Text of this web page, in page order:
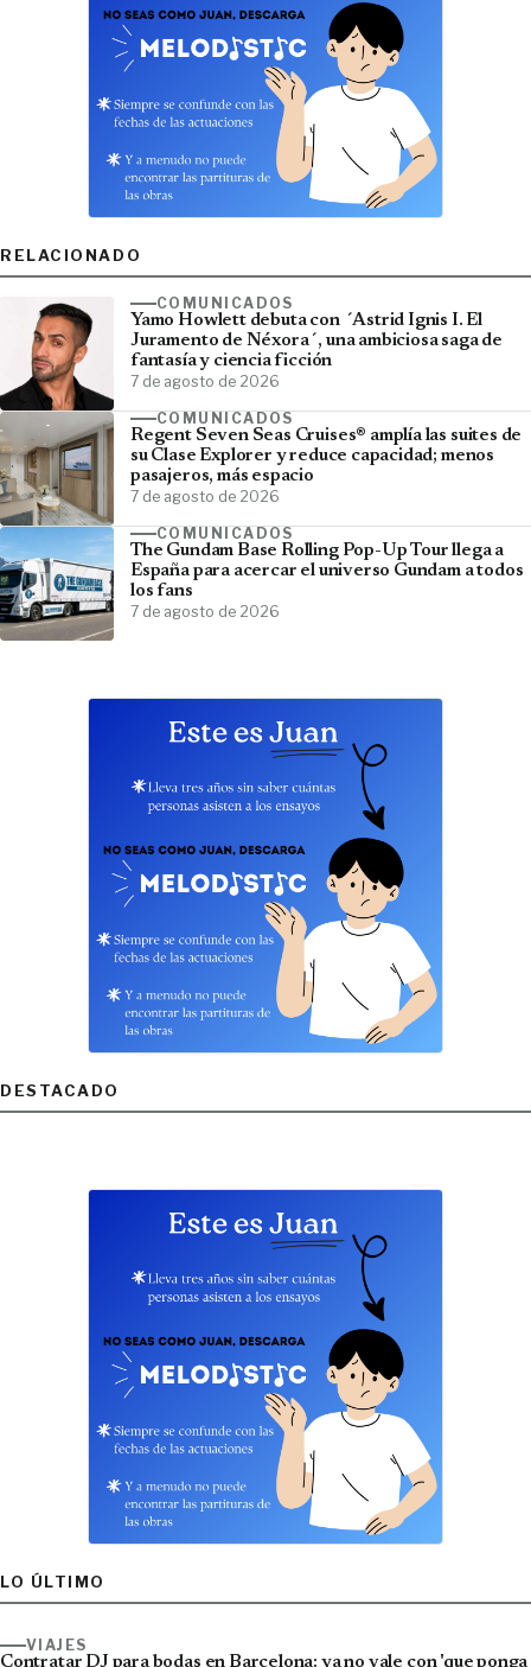
RELACIONADO
COMUNICADOS
Yamo Howlett debuta con ´Astrid Ignis I. El
Juramento de Néxora´, una ambiciosa saga de
fantasía y ciencia ficción
7 de agosto de 2026
COMUNICADOS
Regent Seven Seas Cruises® amplía las suites de
su Clase Explorer y reduce capacidad; menos
pasajeros, más espacio
7 de agosto de 2026
COMUNICADOS
The Gundam Base Rolling Pop-Up Tour llega a
España para acercar el universo Gundam a todos
los fans
7 de agosto de 2026
DESTACADO
LO ÚLTIMO
VIAJES
Contratar DJ para bodas en Barcelona: ya no vale con 'que ponga